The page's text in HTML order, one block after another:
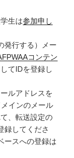
生は参加申し
発行する）メー
コンテン
てIDを登録し
ルアドレスを
インのメール
、転送設定の
録してくださ
ースへの登録は